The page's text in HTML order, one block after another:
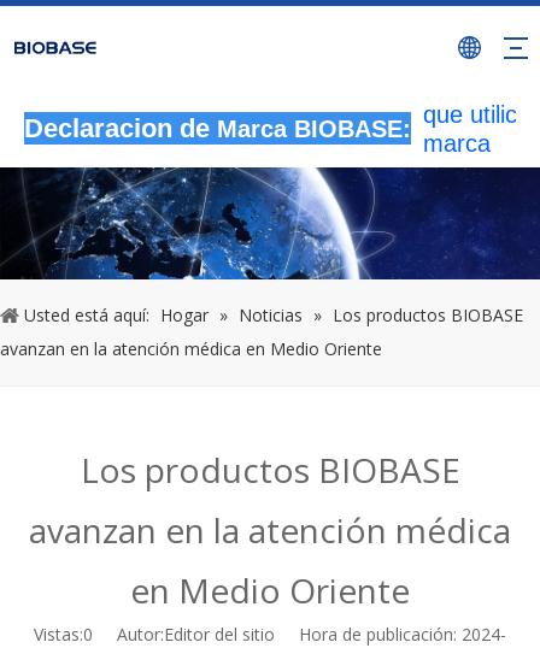
Declaracion de Marca BIOBASE:
que
marca
BIOBASE
serán
una
Usted está aquí: Hogar » Noticias » Los productos BIOBASE
avanzan en la atención médica en Medio Oriente
Los productos BIOBASE
avanzan en la atención médica
en Medio Oriente
Vistas:0 Autor:Editor del sitio Hora de publicación: 2024-